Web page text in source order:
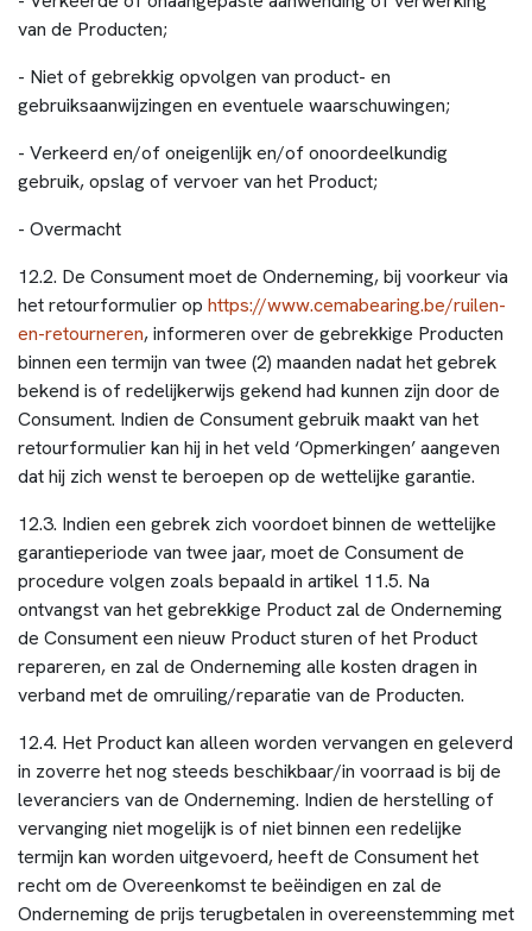
van de Producten;
- Niet of gebrekkig opvolgen van product- en
gebruiksaanwijzingen en eventuele waarschuwingen;
- Verkeerd en/of oneigenlijk en/of onoordeelkundig
gebruik, opslag of vervoer van het Product;
- Overmacht
12.2. De Consument moet de Onderneming, bij voorkeur via
het retourformulier op https://www.cemabearing.be/ruilen-
en-retourneren, informeren over de gebrekkige Producten
binnen een termijn van twee (2) maanden nadat het gebrek
bekend is of redelijkerwijs gekend had kunnen zijn door de
Consument. Indien de Consument gebruik maakt van het
retourformulier kan hij in het veld ‘Opmerkingen’ aangeven
dat hij zich wenst te beroepen op de wettelijke garantie.
12.3. Indien een gebrek zich voordoet binnen de wettelijke
garantieperiode van twee jaar, moet de Consument de
procedure volgen zoals bepaald in artikel 11.5. Na
ontvangst van het gebrekkige Product zal de Onderneming
de Consument een nieuw Product sturen of het Product
repareren, en zal de Onderneming alle kosten dragen in
verband met de omruiling/reparatie van de Producten.
12.4. Het Product kan alleen worden vervangen en geleverd
in zoverre het nog steeds beschikbaar/in voorraad is bij de
leveranciers van de Onderneming. Indien de herstelling of
vervanging niet mogelijk is of niet binnen een redelijke
termijn kan worden uitgevoerd, heeft de Consument het
recht om de Overeenkomst te beëindigen en zal de
Onderneming de prijs terugbetalen in overeenstemming met